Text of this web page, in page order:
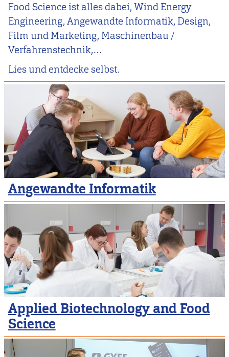
Food Science ist alles dabei, Wind Energy
Engineering, Angewandte Informatik, Design,
Film und Marketing, Maschinenbau /
Verfahrenstechnik,…
Lies und entdecke selbst.
Angewandte Informatik
Applied Biotechnology and Food
Science